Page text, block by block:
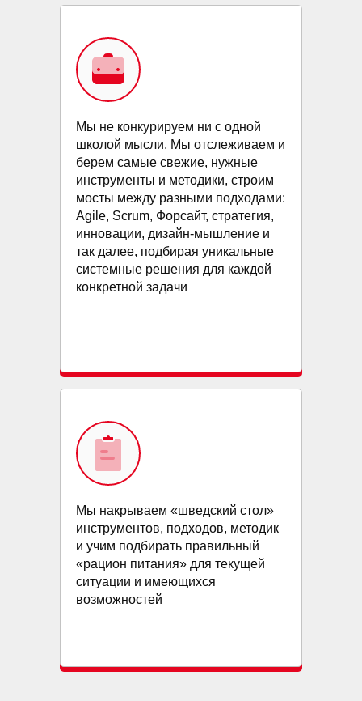
Мы не конкурируем ни с одной
школой мысли. Мы отслеживаем и
берем самые свежие, нужные
инструменты и методики, строим
мосты между разными подходами:
Agile, Scrum, Форсайт, стратегия,
инновации, дизайн-мышление и
так далее, подбирая уникальные
системные решения для каждой
конкретной задачи
Мы накрываем «шведский стол»
инструментов, подходов, методик
и учим подбирать правильный
«рацион питания» для текущей
ситуации и имеющихся
возможностей